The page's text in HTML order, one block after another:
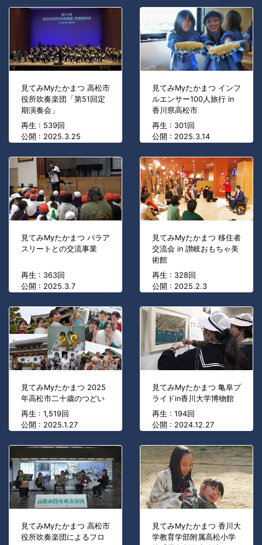
見てみMyたかまつ 高松市
役所吹奏楽団「第51回定
期演奏会」
再生 : 539回
公開 : 2025.3.25
見てみMyたかまつ インフ
ルエンサー100人旅行 in
香川県高松市
再生 : 301回
公開 : 2025.3.14
見てみMyたかまつ パラア
スリートとの交流事業
再生 : 363回
公開 : 2025.3.7
見てみMyたかまつ 移住者
交流会 in 讃岐おもちゃ美
術館
再生 : 328回
公開 : 2025.2.3
見てみMyたかまつ 2025
年高松市二十歳のつどい
再生 : 1,519回
公開 : 2025.1.27
見てみMyたかまつ 亀阜プ
ライドin香川大学博物館
再生 : 194回
公開 : 2024.12.27
見てみMyたかまつ 高松市
役所吹奏楽団によるフロ
見てみMyたかまつ 香川大
学教育学部附属高松小学